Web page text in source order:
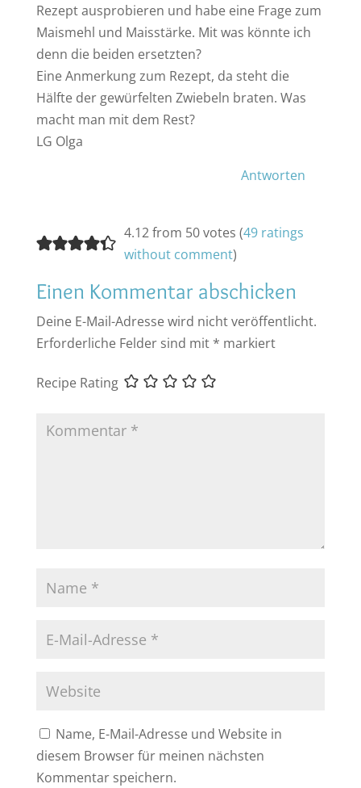
Rezept ausprobieren und habe eine Frage zum
Maismehl und Maisstärke. Mit was könnte ich
denn die beiden ersetzten?
Eine Anmerkung zum Rezept, da steht die
Hälfte der gewürfelten Zwiebeln braten. Was
macht man mit dem Rest?
LG Olga
Antworten
4.12 from 50 votes (49 ratings
without comment)
Einen Kommentar abschicken
Deine E-Mail-Adresse wird nicht veröffentlicht.
Erforderliche Felder sind mit * markiert
Recipe Rating
Name, E-Mail-Adresse und Website in
diesem Browser für meinen nächsten
Kommentar speichern.